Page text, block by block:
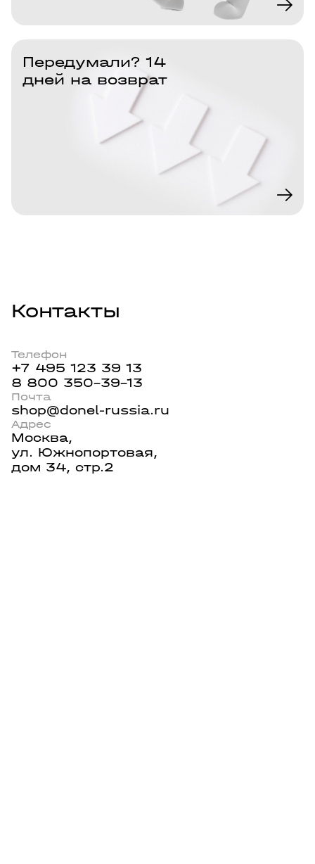
Передумали? 14
дней на возврат
Контакты
Телефон
+7 495 123 39 13
8 800 350-39-13
Почта
shop@donel-russia.ru
Адрес
Москва,
ул. Южнопортовая,
дом 34, стр.2